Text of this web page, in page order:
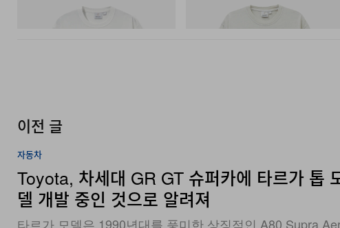
자동차
Toyota, 차세대 GR GT 슈퍼카에 타르가 톱 모
델 개발 중인 것으로 알려져
타르가 모델은 1990년대를 풍미한 상징적인 A80 Supra Aero
Top의 이름을 부활시킬 것으로 전해진다.